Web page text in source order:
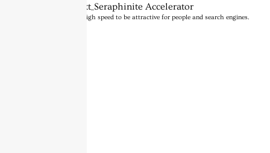
BannerText_Seraphinite Accelerator
Turns on site high speed to be attractive for people and search engines.